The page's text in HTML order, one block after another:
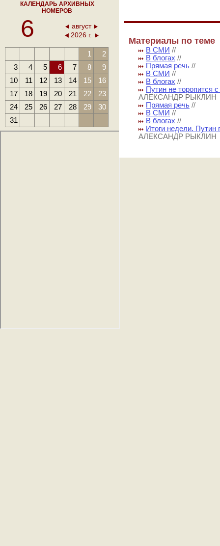
КАЛЕНДАРЬ АРХИВНЫХ
НОМЕРОВ
6
август
2026 г.
1
2
3
4 5 6 7 8
9
10
11 12 13 14 15
16
17
18 19 20 21 22
23
24
25 26 27 28 29
30
31
Материалы по теме
В СМИ //
В блогах //
Прямая речь //
В СМИ //
В блогах //
Путин не торопится
АЛЕКСАНДР РЫКЛИН
Прямая речь //
В СМИ //
В блогах //
Итоги недели. Путин
АЛЕКСАНДР РЫКЛИН